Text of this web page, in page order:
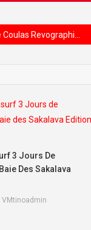
3 Jours De
Des Sakalava
VMtinoadmin